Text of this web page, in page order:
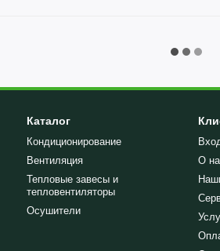
Каталог
Кондиционирование
Вентиляция
Тепловые завесы и
тепловентиляторы
Осушители
О